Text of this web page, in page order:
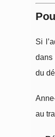
Si
dans
du
au